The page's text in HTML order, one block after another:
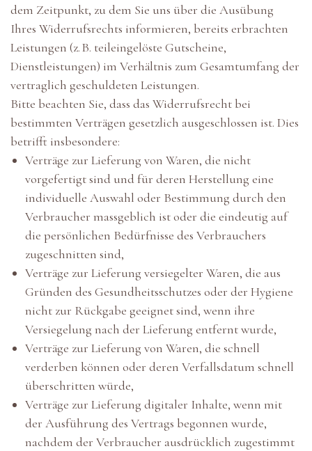
dem Zeitpunkt, zu dem Sie uns über die Ausübung
Ihres Widerrufsrechts informieren, bereits erbrachten
Leistungen (z. B. teileingelöste Gutscheine,
Dienstleistungen) im Verhältnis zum Gesamtumfang der
vertraglich geschuldeten Leistungen.
Bitte beachten Sie, dass das Widerrufsrecht bei
bestimmten Verträgen gesetzlich ausgeschlossen ist. Dies
betrifft insbesondere:
Verträge zur Lieferung von Waren, die nicht
vorgefertigt sind und für deren Herstellung eine
individuelle Auswahl oder Bestimmung durch den
Verbraucher massgeblich ist oder die eindeutig auf
die persönlichen Bedürfnisse des Verbrauchers
zugeschnitten sind,
Verträge zur Lieferung versiegelter Waren, die aus
Gründen des Gesundheitsschutzes oder der Hygiene
nicht zur Rückgabe geeignet sind, wenn ihre
Versiegelung nach der Lieferung entfernt wurde,
Verträge zur Lieferung von Waren, die schnell
verderben können oder deren Verfallsdatum schnell
überschritten würde,
Verträge zur Lieferung digitaler Inhalte, wenn mit
der Ausführung des Vertrags begonnen wurde,
nachdem der Verbraucher ausdrücklich zugestimmt